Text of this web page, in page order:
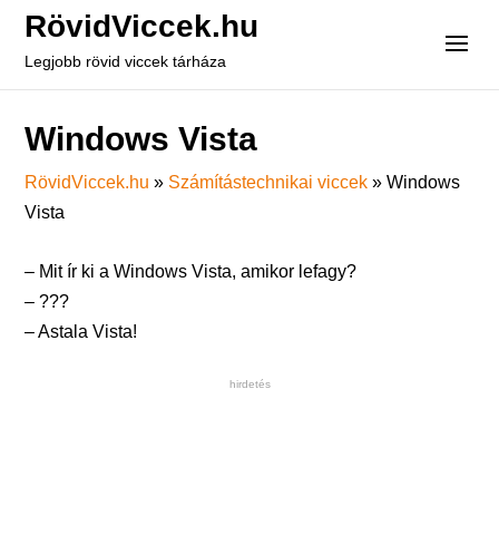
RövidViccek.hu
Legjobb rövid viccek tárháza
Windows Vista
RövidViccek.hu » Számítástechnikai viccek »Windows
Vista
– Mit ír ki a Windows Vista, amikor lefagy?
– ???
– Astala Vista!
hirdetés